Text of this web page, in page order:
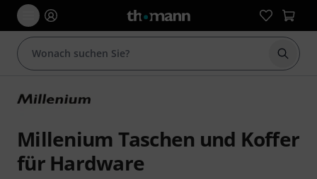
Suche
Millenium Taschen und Koffer
für Hardware